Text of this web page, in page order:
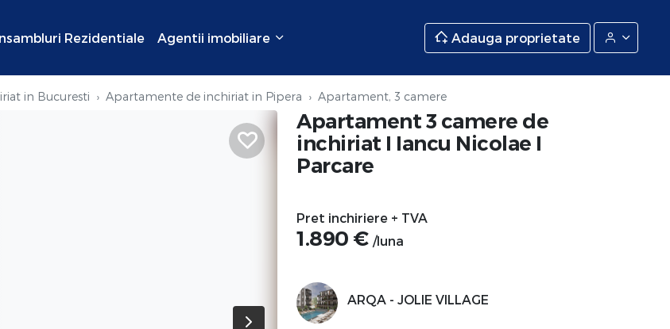
Rezidentiale Agentii imobiliare Adauga proprietate
in Bucuresti Apartamente de inchiriat in Pipera Apartament, 3 camere
Apartament 3 camere de
inchiriat I Iancu Nicolae I
Parcare
Pret inchiriere + TVA
1.890 € /luna
ARQA - JOLIE VILLAGE